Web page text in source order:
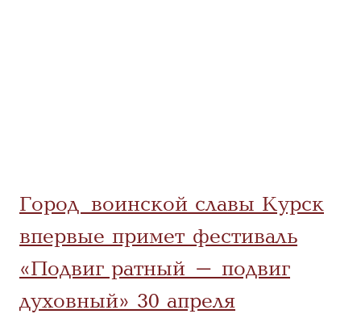
Город воинской славы Курск
впервые примет фестиваль
«Подвиг ратный – подвиг
духовный» 30 апреля